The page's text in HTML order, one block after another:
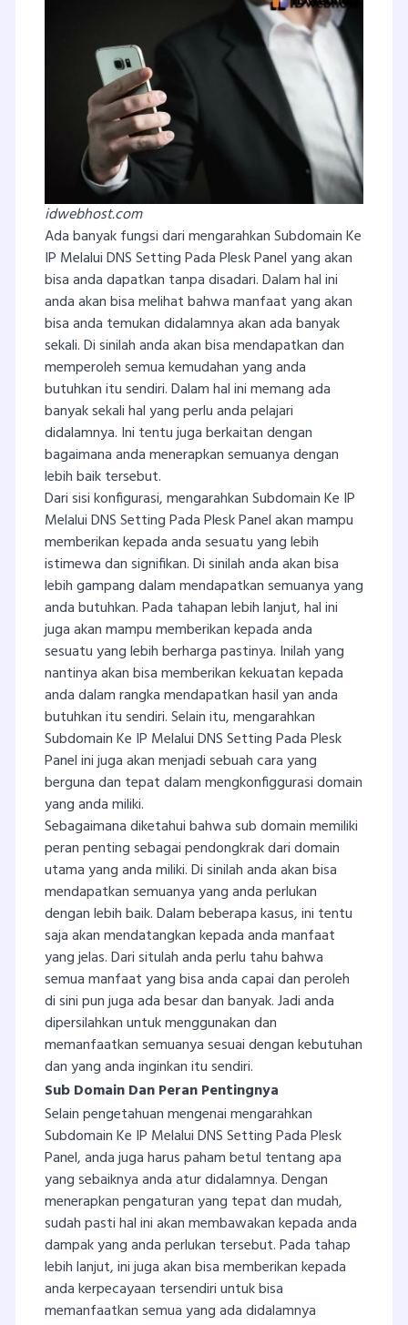
idwebhost.com
Ada banyak fungsi dari mengarahkan Subdomain Ke
IP Melalui DNS Setting Pada Plesk Panel yang akan
bisa anda dapatkan tanpa disadari. Dalam hal ini
anda akan bisa melihat bahwa manfaat yang akan
bisa anda temukan didalamnya akan ada banyak
sekali. Di sinilah anda akan bisa mendapatkan dan
memperoleh semua kemudahan yang anda
butuhkan itu sendiri. Dalam hal ini memang ada
banyak sekali hal yang perlu anda pelajari
didalamnya. Ini tentu juga berkaitan dengan
bagaimana anda menerapkan semuanya dengan
lebih baik tersebut.
Dari sisi konfigurasi, mengarahkan Subdomain Ke IP
Melalui DNS Setting Pada Plesk Panel akan mampu
memberikan kepada anda sesuatu yang lebih
istimewa dan signifikan. Di sinilah anda akan bisa
lebih gampang dalam mendapatkan semuanya yang
anda butuhkan. Pada tahapan lebih lanjut, hal ini
juga akan mampu memberikan kepada anda
sesuatu yang lebih berharga pastinya. Inilah yang
nantinya akan bisa memberikan kekuatan kepada
anda dalam rangka mendapatkan hasil yan anda
butuhkan itu sendiri. Selain itu, mengarahkan
Subdomain Ke IP Melalui DNS Setting Pada Plesk
Panel ini juga akan menjadi sebuah cara yang
berguna dan tepat dalam mengkonfiggurasi domain
yang anda miliki.
Sebagaimana diketahui bahwa sub domain memiliki
peran penting sebagai pendongkrak dari domain
utama yang anda miliki. Di sinilah anda akan bisa
mendapatkan semuanya yang anda perlukan
dengan lebih baik. Dalam beberapa kasus, ini tentu
saja akan mendatangkan kepada anda manfaat
yang jelas. Dari situlah anda perlu tahu bahwa
semua manfaat yang bisa anda capai dan peroleh
di sini pun juga ada besar dan banyak. Jadi anda
dipersilahkan untuk menggunakan dan
memanfaatkan semuanya sesuai dengan kebutuhan
dan yang anda inginkan itu sendiri.
Sub Domain Dan Peran Pentingnya
Selain pengetahuan mengenai mengarahkan
Subdomain Ke IP Melalui DNS Setting Pada Plesk
Panel, anda juga harus paham betul tentang apa
yang sebaiknya anda atur didalamnya. Dengan
menerapkan pengaturan yang tepat dan mudah,
sudah pasti hal ini akan membawakan kepada anda
dampak yang anda perlukan tersebut. Pada tahap
lebih lanjut, ini juga akan bisa memberikan kepada
anda kerpecayaan tersendiri untuk bisa
memanfaatkan semua yang ada didalamnya